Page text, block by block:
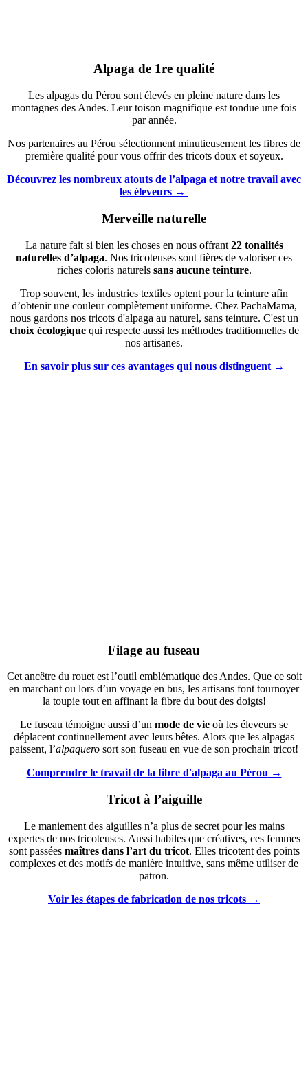
Alpaga de 1re qualité
Les alpagas du Pérou sont élevés en pleine nature dans les
montagnes des Andes. Leur toison magnifique est tondue une fois
par année.
Nos partenaires au Pérou sélectionnent minutieusement les fibres de
première qualité pour vous offrir des tricots doux et soyeux.
Découvrez les nombreux atouts de l’alpaga et notre travail avec
les éleveurs →
Merveille naturelle
La nature fait si bien les choses en nous offrant 22 tonalités
naturelles d’alpaga. Nos tricoteuses sont fières de valoriser ces
riches coloris naturels sans aucune teinture.
Trop souvent, les industries textiles optent pour la teinture afin
d’obtenir une couleur complètement uniforme. Chez PachaMama,
nous gardons nos tricots d'alpaga au naturel, sans teinture. C'est un
choix écologiquequi respecte aussi les méthodes traditionnelles de
nos artisanes.
En savoir plus sur ces avantages qui nous distinguent →
Filage au fuseau
Cet ancêtre du rouet est l’outil emblématique des Andes. Que ce soit
en marchant ou lors d’un voyage en bus, les artisans font tournoyer
la toupie tout en affinant la fibre du bout des doigts!
Le fuseau témoigne aussi d’un mode de vie où les éleveurs se
déplacent continuellement avec leurs bêtes. Alors que les alpagas
paissent, l’alpaquero sort son fuseau en vue de son prochain tricot!
Comprendre le travail de la fibre d'alpaga au Pérou→
Tricot à l’aiguille
Le maniement des aiguilles n’a plus de secret pour les mains
expertes de nos tricoteuses. Aussi habiles que créatives, ces femmes
sont passées maîtres dans l’art du tricot. Elles tricotent des points
complexes et des motifs de manière intuitive, sans même utiliser de
patron.
Voir les étapes de fabrication de nos tricots →